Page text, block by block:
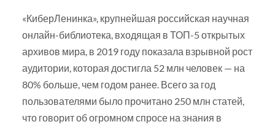
«КиберЛенинка», крупнейшая российская научная
онлайн-библиотека, входящая в ТОП-5 открытых
архивов мира, в 2019 году показала взрывной рост
аудитории, которая достигла 52 млн человек — на
80% больше, чем годом ранее. Всего за год
пользователями было прочитано 250 млн статей,
что говорит об огромном спросе на знания в